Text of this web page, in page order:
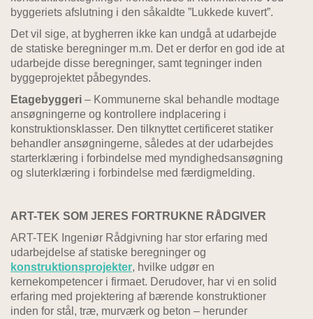
byggeriets afslutning i den såkaldte ”Lukkede kuvert”.
Det vil sige, at bygherren ikke kan undgå at udarbejde
de statiske beregninger m.m. Det er derfor en god ide at
udarbejde disse beregninger, samt tegninger inden
byggeprojektet påbegyndes.
Etagebyggeri – Kommunerne skal behandle modtage
ansøgningerne og kontrollere indplacering i
konstruktionsklasser. Den tilknyttet certificeret statiker
behandler ansøgningerne, således at der udarbejdes
starterklæring i forbindelse med myndighedsansøgning
og sluterklæring i forbindelse med færdigmelding.
ART-TEK SOM JERES FORTRUKNE RÅDGIVER
ART-TEK Ingeniør Rådgivning har stor erfaring med
udarbejdelse af statiske beregninger og
konstruktionsprojekter, hvilke udgør en
kernekompetencer i firmaet. Derudover, har vi en solid
erfaring med projektering af bærende konstruktioner
inden for stål, træ, murværk og beton – herunder